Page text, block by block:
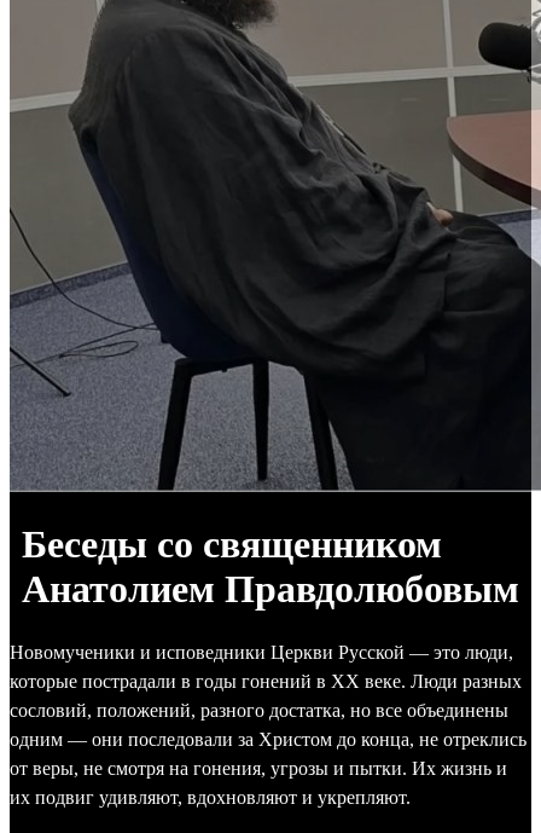
Беседы со священником
Анатолием Правдолюбовым
Новомученики и исповедники Церкви Русской — это люди,
которые пострадали в годы гонений в ХХ веке. Люди разных
сословий, положений, разного достатка, но все объединены
одним — они последовали за Христом до конца, не отреклись
от веры, не смотря на гонения, угрозы и пытки. Их жизнь и
их подвиг удивляют, вдохновляют и укрепляют.